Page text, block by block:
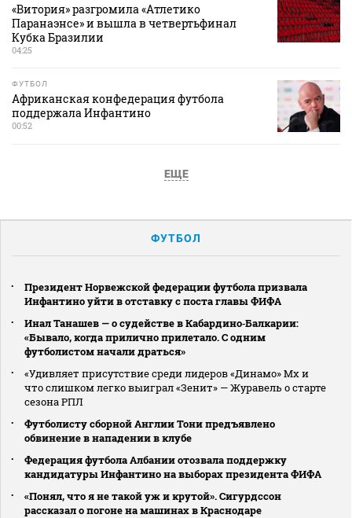
«Витория» разгромила «Атлетико
Паранаэнсе» и вышла в четвертьфинал
Кубка Бразилии
04:25
ФУТБОЛ
Африканская конфедерация футбола
поддержала Инфантино
00:52
ЕЩЕ
ФУТБОЛ
Президент Норвежской федерации футбола призвала
Инфантино уйти в отставку с поста главы ФИФА
Инал Танашев — о судействе в Кабардино‑Балкарии:
«Бывало, когда прилично прилетало. С одним
футболистом начали драться»
«Удивляет присутствие среди лидеров «Динамо» Мх и
что слишком легко выиграл «Зенит» — Журавель о старте
сезона РПЛ
Футболисту сборной Англии Тони предъявлено
обвинение в нападении в клубе
Федерация футбола Албании отозвала поддержку
кандидатуры Инфантино на выборах президента ФИФА
«Понял, что я не такой уж и крутой». Сигурдссон
рассказал о погоне на машинах в Краснодаре